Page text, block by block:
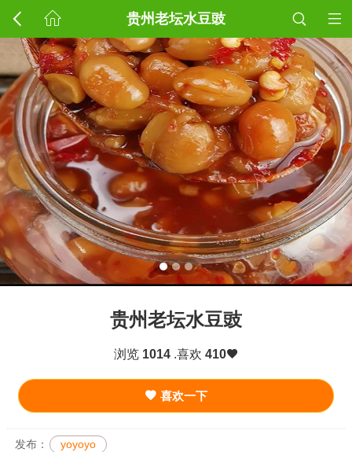
贵州老坛水豆豉
贵州老坛水豆豉
浏览 1014.喜欢 410
喜欢一下
发布： yoyoyo